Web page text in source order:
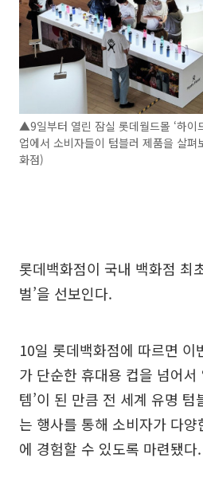
▲9일부터 열린 잠실 롯데월드몰 ‘하이
업에서 소비자들이 텀블러 제품을 살
화점)
롯데백화점이 국내 백화점 최
벌’을 선보인다.
10일 롯데백화점에 따르면 이
가 단순한 휴대용 컵을 넘어서
템’이 된 만큼 전 세계 유명
는 행사를 통해 소비자가 다
에 경험할 수 있도록 마련됐다.